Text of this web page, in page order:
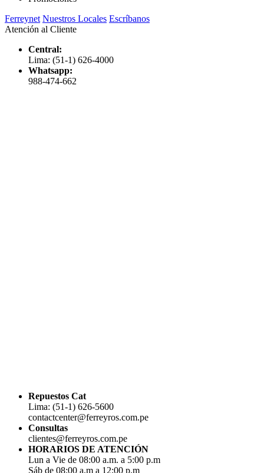
Ferreynet Nuestros Locales Escríbanos
Atención al Cliente
Central:
Lima: (51-1) 626-4000
Whatsapp:
988-474-662
Repuestos Cat
Lima: (51-1) 626-5600
contactcenter@ferreyros.com.pe
Consultas
clientes@ferreyros.com.pe
HORARIOS DE ATENCIÓN
Lun a Vie de 08:00 a.m. a 5:00 p.m
Sáb de 08:00 a.m a 12:00 p.m